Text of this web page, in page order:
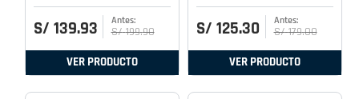
S/ 139.93 S/ 199.90
VER PRODUCTO
S/ 125.30 S/ 179.00
VER PRODUCTO